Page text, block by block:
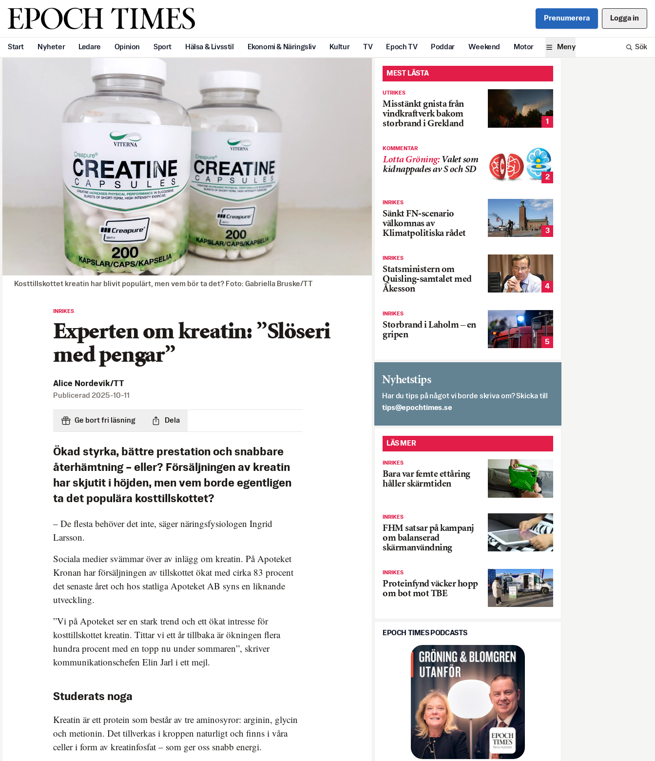
Svenska Epoch Times Prenumerera Logga in
Start Nyheter Ledare Opinion Sport Hälsa & Livsstil Ekonomi & Näringsliv Kultur TV Epoch TV Poddar Weekend Motor Meny Sök
Kosttillskottet kreatin har blivit populärt, men vem bör ta det? Foto: Gabriella Bruske/TT
INRIKES
Experten om kreatin: ”Slöseri
med pengar”
Alice Nordevik/TT
Publicerad 2025-10-11
Ge bort fri läsning Dela
Ökad styrka, bättre prestation och snabbare
återhämtning – eller? Försäljningen av kreatin
har skjutit i höjden, men vem borde egentligen
ta det populära kosttillskottet?
– De flesta behöver det inte, säger näringsfysiologen Ingrid
Larsson.
Sociala medier svämmar över av inlägg om kreatin. På Apoteket
Kronan har försäljningen av tillskottet ökat med cirka 83 procent
det senaste året och hos statliga Apoteket AB syns en liknande
utveckling.
”Vi på Apoteket ser en stark trend och ett ökat intresse för
kosttillskottet kreatin. Tittar vi ett år tillbaka är ökningen flera
hundra procent med en topp nu under sommaren”, skriver
kommunikationschefen Elin Jarl i ett mejl.
Studerats noga
Kreatin är ett protein som består av tre aminosyror: arginin, glycin
och metionin. Det tillverkas i kroppen naturligt och finns i våra
celler i form av kreatinfosfat – som ger oss snabb energi.
MEST LÄSTA
UTRIKES
Misstänkt gnista från
vindkraftverk bakom
storbrand i Grekland
1
KOMMENTAR
Lotta Gröning: Valet som
kidnappades av S och SD
2
INRIKES
Sänkt FN-scenario
välkomnas av
Klimatpolitiska rådet
3
INRIKES
Statsministern om
Quisling-samtalet med
Åkesson
4
INRIKES
Storbrand i Laholm – en
gripen
5
Nyhetstips
Har du tips på något vi borde skriva om? Skicka till
es.semithcope@spit
LÄS MER
INRIKES
Bara var femte ettåring
håller skärmtiden
INRIKES
FHM satsar på kampanj
om balanserad
skärmanvändning
INRIKES
Proteinfynd väcker hopp
om bot mot TBE
EPOCH TIMES PODCASTS